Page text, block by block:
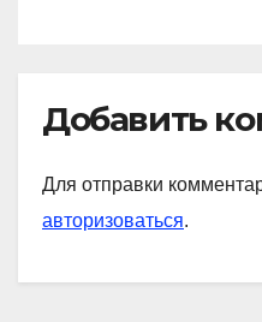
Добавить
Для отправки
авторизоваться.